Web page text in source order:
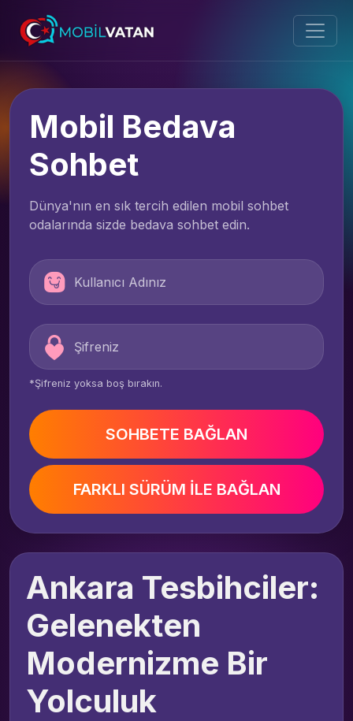
Mobil Bedava
Sohbet
Dünya'nın en sık tercih edilen mobil sohbet
odalarında sizde bedava sohbet edin.
*Şifreniz yoksa boş bırakın.
SOHBETE BAĞLAN
FARKLI SÜRÜM İLE BAĞLAN
Ankara Tesbihciler:
Gelenekten
Modernizme Bir
Yolculuk